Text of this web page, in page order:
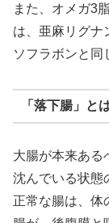
また、オメガ3
は、亜麻リグナ
ソフラボンと同
「落下腸」と
大腸が本来ある
沈んでいる状態
正常な腸は、体